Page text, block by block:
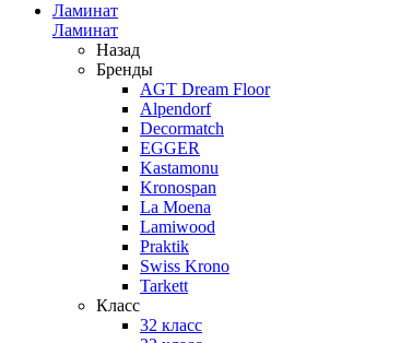
Ламинат
Ламинат
Назад
Бренды
AGT Dream Floor
Alpendorf
Decormatch
EGGER
Kastamonu
Kronospan
La Moena
Lamiwood
Praktik
Swiss Krono
Tarkett
Класс
32 класс